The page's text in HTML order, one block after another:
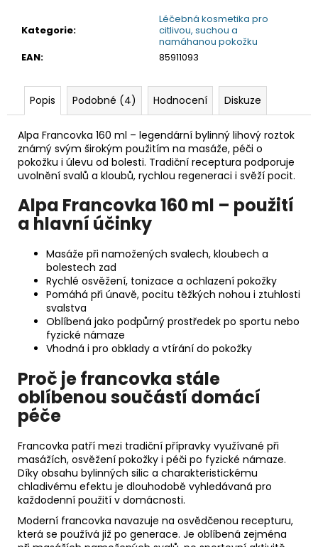
Kategorie:
Léčebná kosmetika pro
citlivou, suchou a
namáhanou pokožku
EAN: 85911093
Popis Podobné (4) Hodnocení Diskuze
Alpa Francovka 160 ml – legendární bylinný lihový roztok
známý svým širokým použitím na masáže, péči o
pokožku i úlevu od bolesti. Tradiční receptura podporuje
uvolnění svalů a kloubů, rychlou regeneraci i svěží pocit.
Alpa Francovka 160 ml – použití
a hlavní účinky
Masáže při namožených svalech, kloubech a
bolestech zad
Rychlé osvěžení, tonizace a ochlazení pokožky
Pomáhá při únavě, pocitu těžkých nohou i ztuhlosti
svalstva
Oblíbená jako podpůrný prostředek po sportu nebo
fyzické námaze
Vhodná i pro obklady a vtírání do pokožky
Proč je francovka stále
oblíbenou součástí domácí
péče
Francovka patří mezi tradiční přípravky využívané při
masážích, osvěžení pokožky i péči po fyzické námaze.
Díky obsahu bylinných silic a charakteristickému
chladivému efektu je dlouhodobě vyhledávaná pro
každodenní použití v domácnosti.
Moderní francovka navazuje na osvědčenou recepturu,
která se používá již po generace. Je oblíbená zejména